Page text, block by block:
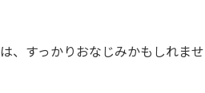
は、すっかりおなじみかもしれませ